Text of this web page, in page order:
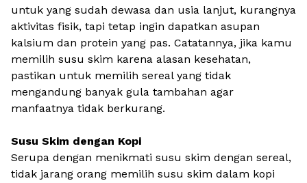
untuk yang sudah dewasa dan usia lanjut, kurangnya
aktivitas fisik, tapi tetap ingin dapatkan asupan
kalsium dan protein yang pas. Catatannya, jika kamu
memilih susu skim karena alasan kesehatan,
pastikan untuk memilih sereal yang tidak
mengandung banyak gula tambahan agar
manfaatnya tidak berkurang.
Susu Skim dengan Kopi
Serupa dengan menikmati susu skim dengan sereal,
tidak jarang orang memilih susu skim dalam kopi